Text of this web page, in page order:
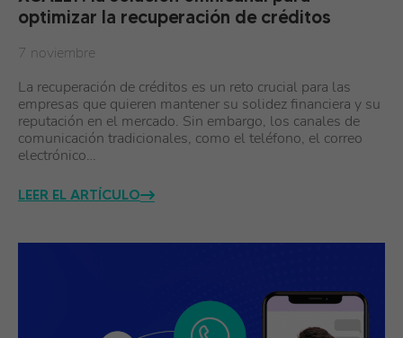
optimizar la recuperación de créditos
7 noviembre
La recuperación de créditos es un reto crucial para las
empresas que quieren mantener su solidez financiera y su
reputación en el mercado. Sin embargo, los canales de
comunicación tradicionales, como el teléfono, el correo
electrónico…
LEER EL ARTÍCULO